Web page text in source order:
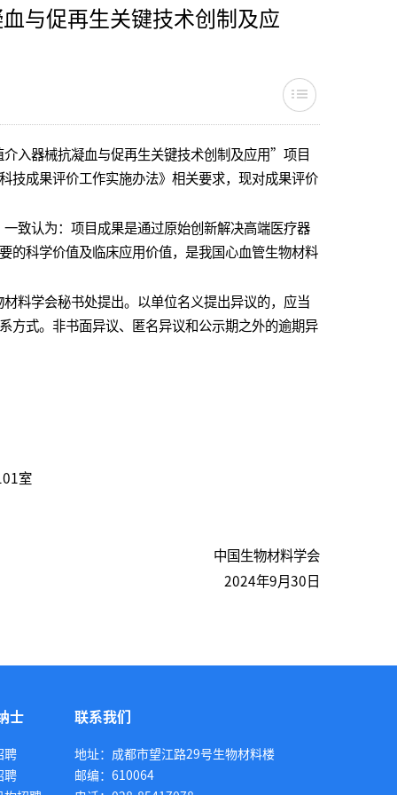
与促再生关键技术创制及应
器械抗凝血与促再生关键技术创制及应用”项目
技成果评价工作实施办法》相关要求，现对成果评价
致认为：项目成果是通过原始创新解决高端医疗器
科学价值及临床应用价值，是我国心血管生物材料
学会秘书处提出。以单位名义提出异议的，应当
方式。非书面异议、匿名异议和公示期之外的逾期异
室
中国生物材料学会
2024年9月30日
士
聘
聘
联系我们
地址：成都市望江路29号生物材料楼
邮编：610064